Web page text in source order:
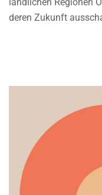
deren Zukunft